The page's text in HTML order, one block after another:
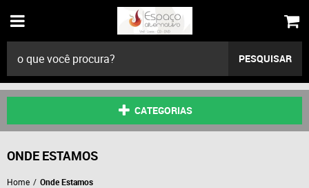
PESQUISAR
CATEGORIAS
ONDE ESTAMOS
Home Onde Estamos